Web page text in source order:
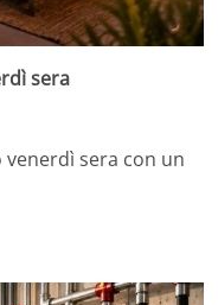
sera
sera con un